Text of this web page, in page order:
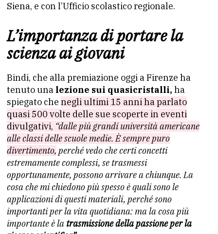
Siena, e con l’Ufficio scolastico regionale.
L’importanza di portare la
scienza ai giovani
Bindi, che alla premiazione oggi a Firenze ha
tenuto una lezione sui quasicristalli, ha
spiegato che negli ultimi 15 anni ha parlato
quasi 500 volte delle sue scoperte in eventi
divulgativi, “dalle più grandi università americane
alle classi delle scuole medie. È sempre puro
divertimento, perché vedo che certi concetti
estremamente complessi, se trasmessi
opportunamente, possono arrivare a chiunque. La
cosa che mi chiedono più spesso è quali sono le
applicazioni di questi materiali, perché sono
importanti per la vita quotidiana: ma la cosa più
importante è la trasmissione della passione per la